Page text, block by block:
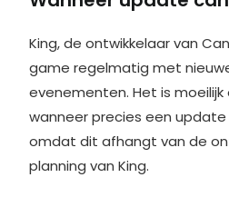
King, de ontwikkelaar van
game regelmatig met
evenementen. Het is
wanneer precies een
omdat dit afhangt van de
planning van King.